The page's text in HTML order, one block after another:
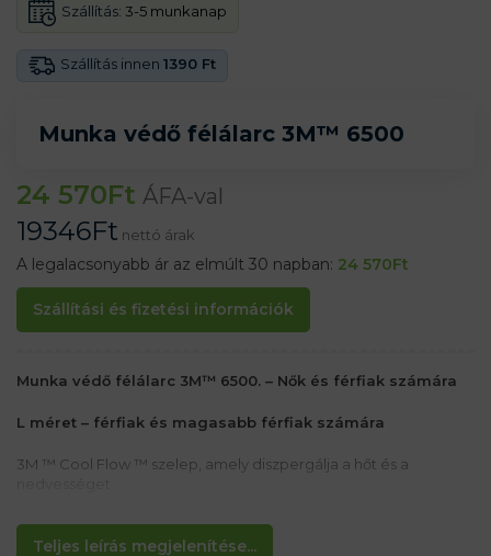
Munka védő félálarc 3M™ 6500
Szállítás innen 1390 Ft
Szállítás: 3-5 munkanap
24 570Ft ÁFA-val
19346Ft nettó árak
A legalacsonyabb ár az elmúlt 30 napban: 24 570Ft
Szállítási és fizetési információk
Teljes leírás megjelenítése...
Munka védő félálarc 3M™ 6500. – Nők és férfiak számára
L méret – férfiak és magasabb férfiak számára
3M ™ Cool Flow ™ szelep, amely diszpergálja a hőt és a
Állítható fejszíj hevederek
Hegesztés /őrlő pajzs kompatibilitása Tartalmaz szűrőket